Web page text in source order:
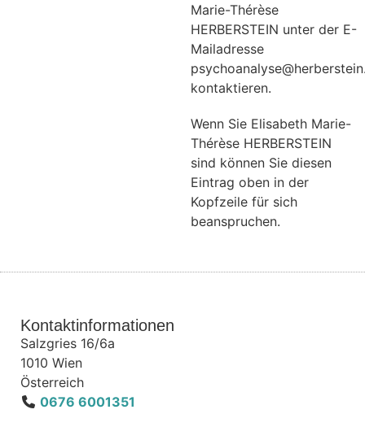
Marie-Thérèse
HERBERSTEIN unter der E-
Mailadresse
kontaktieren.
Wenn Sie Elisabeth Marie-
Thérèse HERBERSTEIN
sind können Sie diesen
Eintrag oben in der
Kopfzeile für sich
beanspruchen.
Kontaktinformationen
Salzgries 16/6a
1010 Wien
Österreich
0676 6001351